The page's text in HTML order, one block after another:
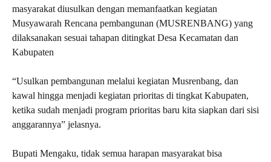
masyarakat diusulkan dengan memanfaatkan kegiatan
Musyawarah Rencana pembangunan (MUSRENBANG) yang
dilaksanakan sesuai tahapan ditingkat Desa Kecamatan dan
Kabupaten
“Usulkan pembangunan melalui kegiatan Musrenbang, dan
kawal hingga menjadi kegiatan prioritas di tingkat Kabupaten,
ketika sudah menjadi program prioritas baru kita siapkan dari sisi
anggarannya” jelasnya.
Bupati Mengaku, tidak semua harapan masyarakat bisa